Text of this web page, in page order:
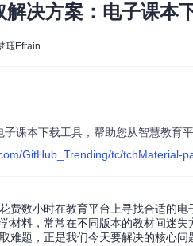
决方案：电子课本
珏Efrain
课本下载工具，帮助您从智慧教育
GitHub_Trending/tc/tchMaterial-
费数小时在教育平台上寻找合适的
材料，常常在不同版本的教材间迷
难题，正是我们今天要解决的核心问